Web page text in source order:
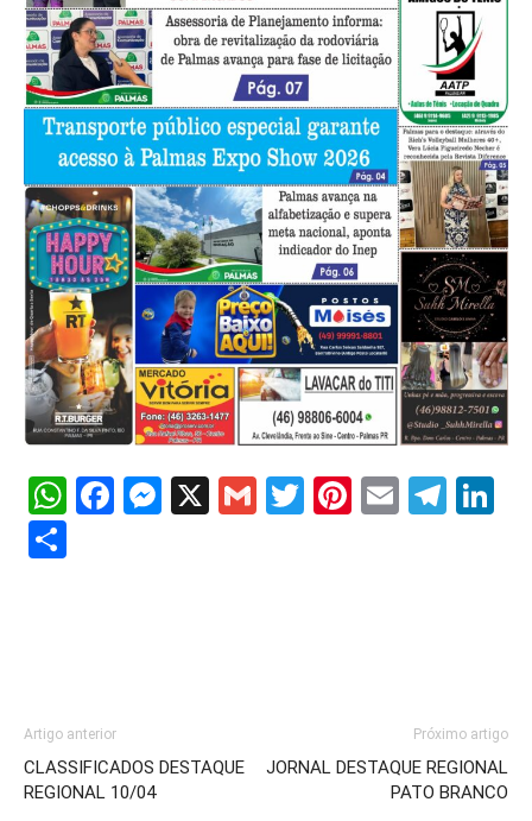
WhatsApp
Facebook
Messenger
X GmailTwitter
Pinterest
Email
Artigo anterior
CLASSIFICADOS DESTAQUE
REGIONAL 10/04
Próximo artigo
JORNAL DESTAQUE REGIONAL
PATO BRANCO